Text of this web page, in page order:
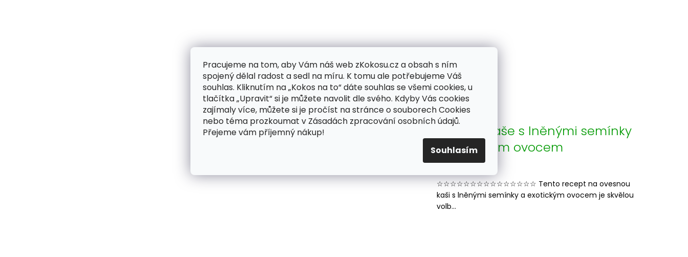
Pracujeme na tom, aby Vám náš web zKokosu.cz a obsah s ním
spojený dělal radost a sedl na míru. K tomu ale potřebujeme Váš
souhlas. Kliknutím na „Kokos na to“ dáte souhlas se všemi cookies, u
tlačítka „Upravit“ si je můžete navolit dle svého. Kdyby Vás cookies
zajímaly více, můžete si je pročíst na stránce o souborech Cookies
nebo téma prozkoumat v Zásadách zpracování osobních údajů.
Přejeme vám příjemný nákup!
Souhlasím
Ovesná kaše s lněnými semínky
a exotickým ovocem
23.2.2023
☆☆☆☆☆☆☆☆☆☆☆☆☆☆☆ Tento recept na ovesnou
kaši s lněnými semínky a exotickým ovocem je skvělou
volb...